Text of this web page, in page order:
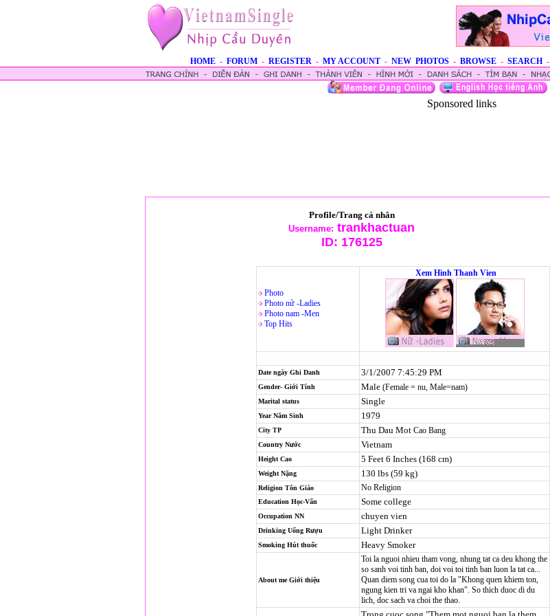
HOME - FORUM - REGISTER - MY ACCOUNT - NEW PHOTOS - BROWSE - SEARCH -
Sponsored links
Profile/Trang cá nhân
Username: trankhactuan
ID: 176125
Photo
Photo nử -Ladies
Photo nam -Men
Top Hits
Xem Hinh Thanh Vien
Date ngày Ghi Danh 3/1/2007 7:45:29 PM
Gender- Giới Tính Male (Female = nu, Male=nam)
Marital status Single
Year Năm Sinh 1979
City TP Thu Dau Mot Cao Bang
Country Nước Vietnam
Height Cao 5 Feet 6 Inches (168 cm)
Weight Nặng 130 lbs (59 kg)
Religion Tôn Giáo No Religion
Education Học-Vấn Some college
Occupation NN chuyen vien
Drinking Uống Rượu Light Drinker
Smoking Hút thuốc Heavy Smoker
About me Giới thiệu
Toi la nguoi nhieu tham vong, nhung tat ca deu khong the
so sanh voi tinh ban, doi voi toi tinh ban luon la tat ca...
Quan diem song cua toi do la "Khong quen khiem ton,
ngung kien tri va ngai kho khan". So thich duoc di du
lich, doc sach va choi the thao.